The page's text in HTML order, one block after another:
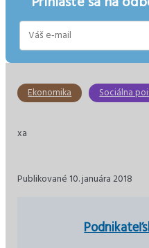
Ekonomika Sociálna
xa
Publikované 10. januára 2018